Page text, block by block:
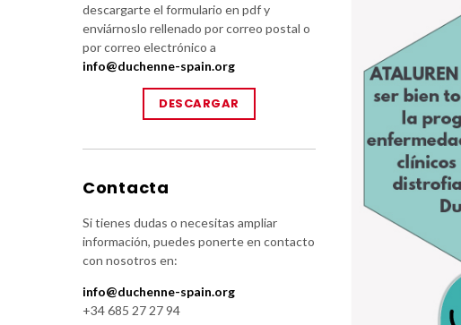
descargarte el formulario en pdf y
enviárnoslo rellenado por correo postal o
por correo electrónico a
info@duchenne-spain.org
DESCARGAR
Contacta
Si tienes dudas o necesitas ampliar
información, puedes ponerte en contacto
con nosotros en:
info@duchenne-spain.org
+34 685 27 27 94